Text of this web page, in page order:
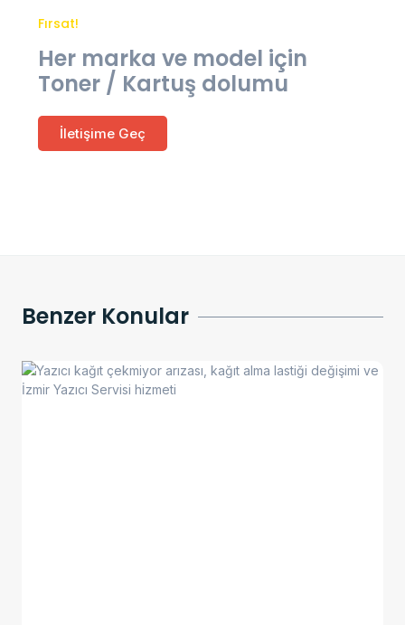
Fırsat!
Her marka ve model için
Toner / Kartuş dolumu
İletişime Geç
Benzer Konular